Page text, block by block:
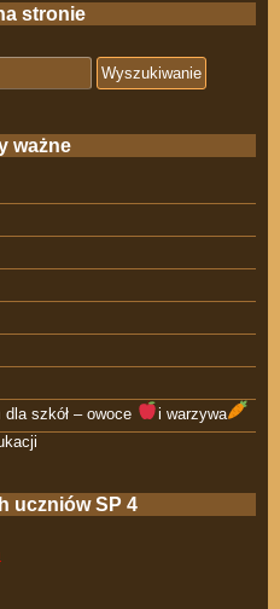
stronie
ważne
szkół – owoce
i warzywa
uczniów SP 4